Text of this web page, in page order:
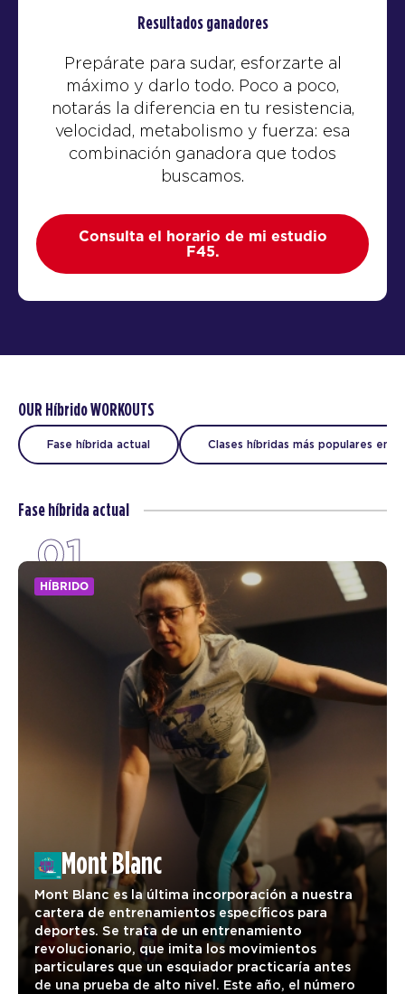
Resultados ganadores
Prepárate para sudar, esforzarte al
máximo y darlo todo. Poco a poco,
notarás la diferencia en tu resistencia,
velocidad, metabolismo y fuerza: esa
combinación ganadora que todos
buscamos.
Consulta el horario de mi estudio
F45.
OUR Híbrido WORKOUTS
Fase híbrida actual Clases híbridas más populares en
Fase híbrida actual
01
HÍBRIDO
Mont Blanc
Mont Blanc es la última incorporación a nuestra
cartera de entrenamientos específicos para
deportes. Se trata de un entrenamiento
revolucionario, que imita los movimientos
particulares que un esquiador practicaría antes
de una prueba de alto nivel. Este año, el número